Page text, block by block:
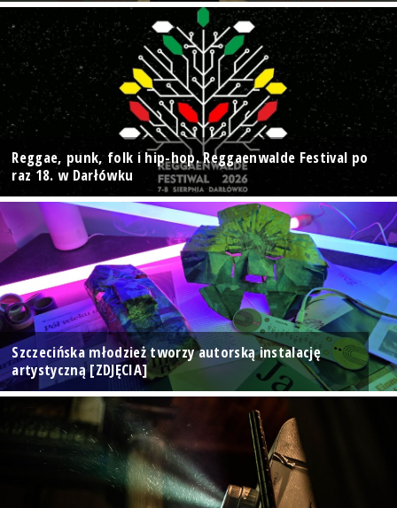
Reggae, punk, folk i hip-hop. Reggaenwalde Festival po
raz 18. w Darłówku
Szczecińska młodzież tworzy autorską instalację
artystyczną [ZDJĘCIA]